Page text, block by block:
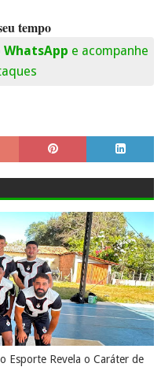
tempo
WhatsApp e acompanhe
Esporte Revela o Caráter de